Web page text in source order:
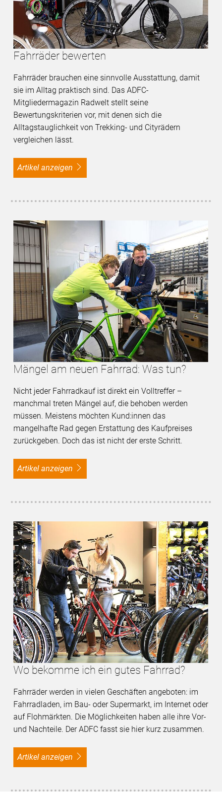
Fahrräder bewerten
Fahrräder brauchen eine sinnvolle Ausstattung, damit
sie im Alltag praktisch sind. Das ADFC-
Mitgliedermagazin Radwelt stellt seine
Bewertungskriterien vor, mit denen sich die
Alltagstauglichkeit von Trekking- und Cityrädern
vergleichen lässt.
Artikel anzeigen
Mängel am neuen Fahrrad: Was tun?
Nicht jeder Fahrradkauf ist direkt ein Volltreffer –
manchmal treten Mängel auf, die behoben werden
müssen. Meistens möchten Kund:innen das
mangelhafte Rad gegen Erstattung des Kaufpreises
zurückgeben. Doch das ist nicht der erste Schritt.
Artikel anzeigen
Wo bekomme ich ein gutes Fahrrad?
Fahrräder werden in vielen Geschäften angeboten: im
Fahrradladen, im Bau- oder Supermarkt, im Internet oder
auf Flohmärkten. Die Möglichkeiten haben alle ihre Vor-
und Nachteile. Der ADFC fasst sie hier kurz zusammen.
Artikel anzeigen